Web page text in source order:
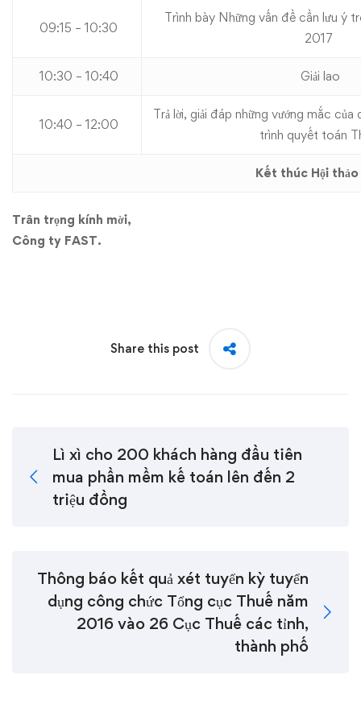
09:15 – 10:30
Trình bày Những vấn đề cần lưu ý
2017
10:30 – 10:40 Giải lao
10:40 – 12:00
Trả lời, giải đáp những vướng mắc
trình quyết toán
Kết thúc Hội thảo
Trân trọng kính mời,
Công ty FAST.
Share this post
Lì xì cho 200 khách hàng đầu tiên
mua phần mềm kế toán lên đến 2
triệu đồng
Thông báo kết quả xét tuyển kỳ tuyển
dụng công chức Tổng cục Thuế năm
2016 vào 26 Cục Thuế các tỉnh,
thành phố